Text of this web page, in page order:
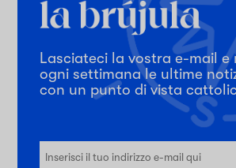
Lasciateci la vostra e-mail e
ogni settimana le ultime
con un punto di vista